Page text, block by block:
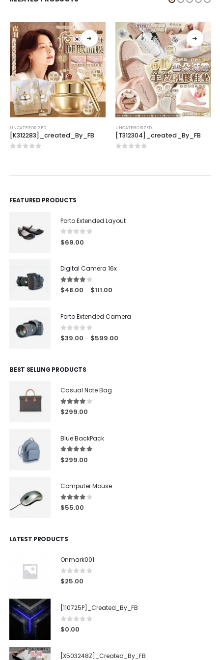
UNCATEGORIZED
[K312283]_created_By_FB
UNCATEGORIZED
[T312304]_created_By_FB
FEATURED PRODUCTS
Porto Extended Layout
0 out of 5
$69.00
Digital Camera 16x
4.00out of 5
$48.00 – $111.00
Porto Extended Camera
0out of 5
$39.00 – $599.00
BEST SELLING PRODUCTS
Casual Note Bag
4.00out of 5
$299.00
Blue BackPack
5.00out of 5
$299.00
Computer Mouse
4.00out of 5
$55.00
LATEST PRODUCTS
Onmark001
0out of 5
$25.00
[110725P]_Created_By_FB
0out of 5
$0.00
[X503248Z]_Created_By_FB